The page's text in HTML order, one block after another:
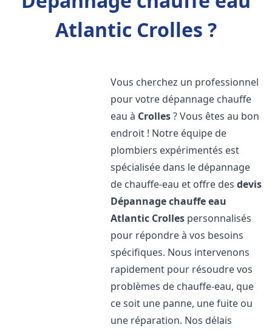
Atlantic Crolles ?
Vous cherchez un professionnel
pour votre dépannage chauffe
eau à Crolles? Vous êtes au bon
endroit ! Notre équipe de
plombiers expérimentés est
spécialisée dans le dépannage
de chauffe-eau et offre desdevis
Dépannage chauffe eau
Atlantic Crolles personnalisés
pour répondre à vos besoins
spécifiques. Nous intervenons
rapidement pour résoudre vos
problèmes de chauffe-eau, que
ce soit une panne, une fuite ou
une réparation. Nos délais